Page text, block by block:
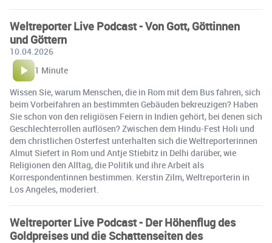
Weltreporter Live Podcast - Von Gott, Göttinnen
und Göttern
10.04.2026
1 Minute
Wissen Sie, warum Menschen, die in Rom mit dem Bus fahren, sich
beim Vorbeifahren an bestimmten Gebäuden bekreuzigen? Haben
Sie schon von den religiösen Feiern in Indien gehört, bei denen sich
Geschlechterrollen auflösen? Zwischen dem Hindu-Fest Holi und
dem christlichen Osterfest unterhalten sich die Weltreporterinnen
Almut Siefert in Rom und Antje Stiebitz in Delhi darüber, wie
Religionen den Alltag, die Politik und ihre Arbeit als
Korrespondentinnen bestimmen. Kerstin Zilm, Weltreporterin in
Los Angeles, moderiert.
Weltreporter Live Podcast - Der Höhenflug des
Goldpreises und die Schattenseiten des